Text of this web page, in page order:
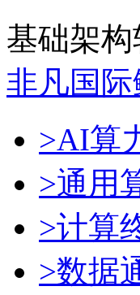
基础架
非凡国际
>AI算
>通用
>计算
>数据